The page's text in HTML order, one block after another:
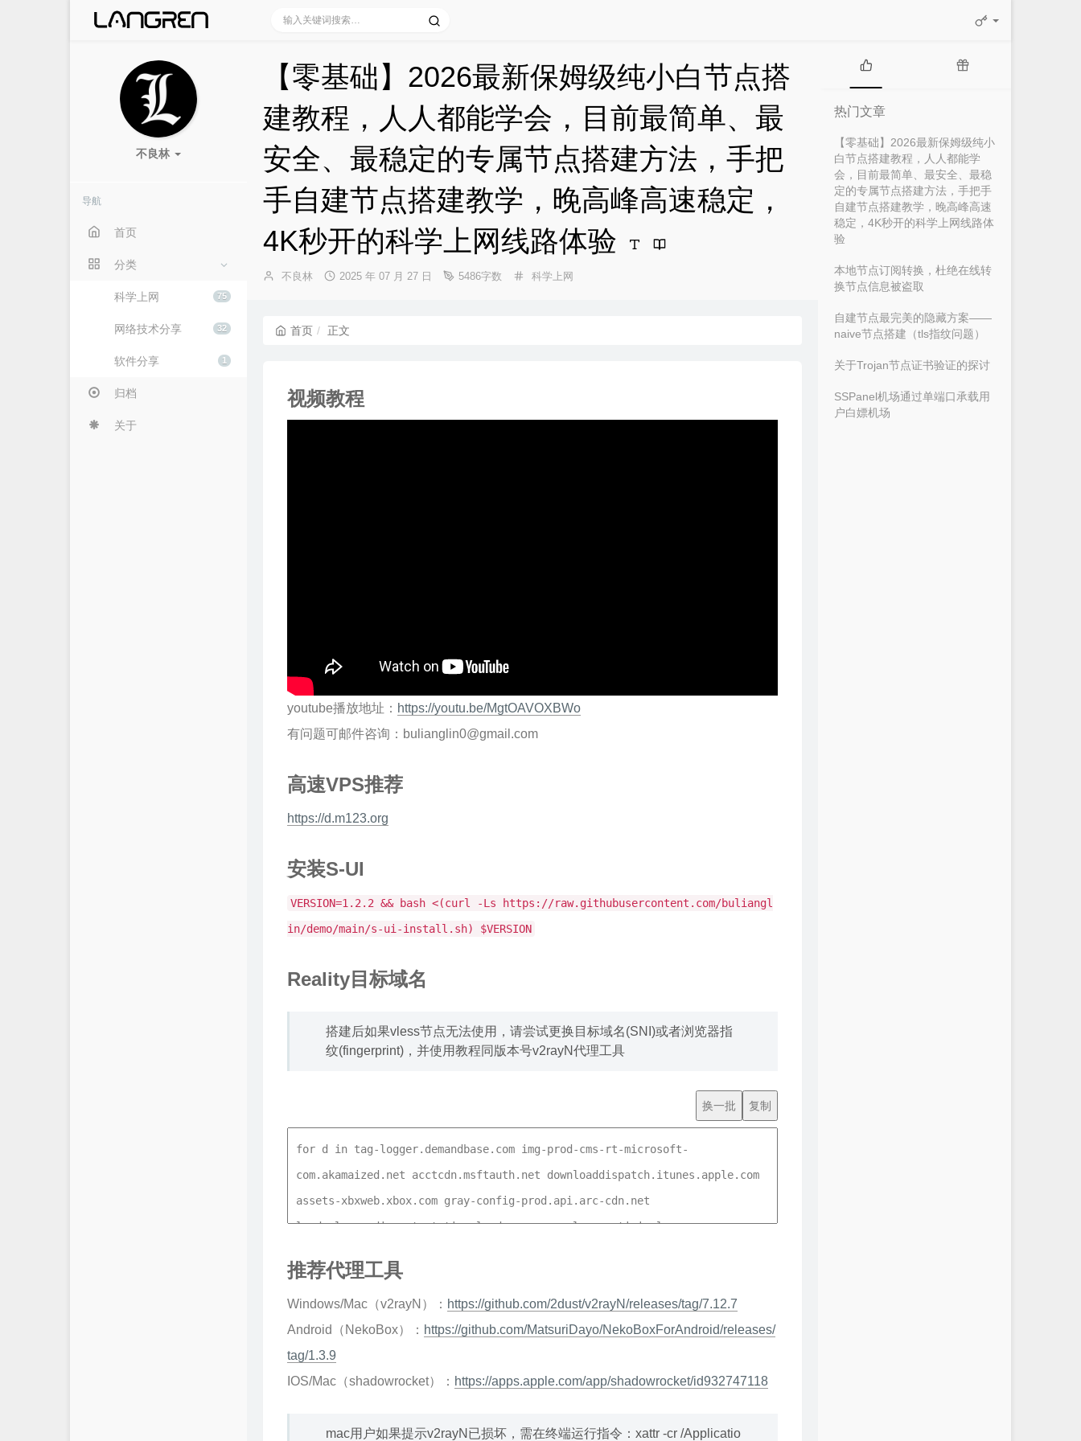
不良林
导航
首页
分类
75
科学上网
32
网络技术分享
1
软件分享
归档
关于
【零基础】2026最新保姆级纯小白节点搭
建教程，人人都能学会，目前最简单、最
安全、最稳定的专属节点搭建方法，手把
手自建节点搭建教学，晚高峰高速稳定，
4K秒开的科学上网线路体验
博
不良林
发
2025 年 07 月 27 日 5486字数
分
科学上网
首页 正文
视频教程
youtube播放地址： https://youtu.be/MgtOAVOXBWo
有问题可邮件咨询： bulianglin0@gmail.com
高速VPS推荐
https://d.m123.org
安装S-UI
VERSION=1.2.2 && bash <(curl -Ls https://raw.githubusercontent.com/buliangl
in/demo/main/s-ui-install.sh) $VERSION
Reality目标域名
搭建后如果vless节点无法使用，请尝试更换目标域名(SNI)或者浏览器指
纹(fingerprint)，并使用教程同版本号v2rayN代理工具
换一批 复制
推荐代理工具
Windows/Mac（v2rayN）： https://github.com/2dust/v2rayN/releases/tag/7.12.7
Android（NekoBox）： https://github.com/MatsuriDayo/NekoBoxForAndroid/releases/
tag/1.3.9
IOS/Mac（shadowrocket）： https://apps.apple.com/app/shadowrocket/id932747118
mac用户如果提示v2rayN已损坏，需在终端运行指令：xattr -cr /Applicatio
热
门
文
章
章
热门文章
【零基础】2026最新保姆级纯小
白节点搭建教程，人人都能学
会，目前最简单、最安全、最稳
定的专属节点搭建方法，手把手
自建节点搭建教学，晚高峰高速
稳定，4K秒开的科学上网线路体
验
本地节点订阅转换，杜绝在线转
换节点信息被盗取
自建节点最完美的隐藏方案——
naive节点搭建（tls指纹问题）
关于Trojan节点证书验证的探讨
SSPanel机场通过单端口承载用
户白嫖机场